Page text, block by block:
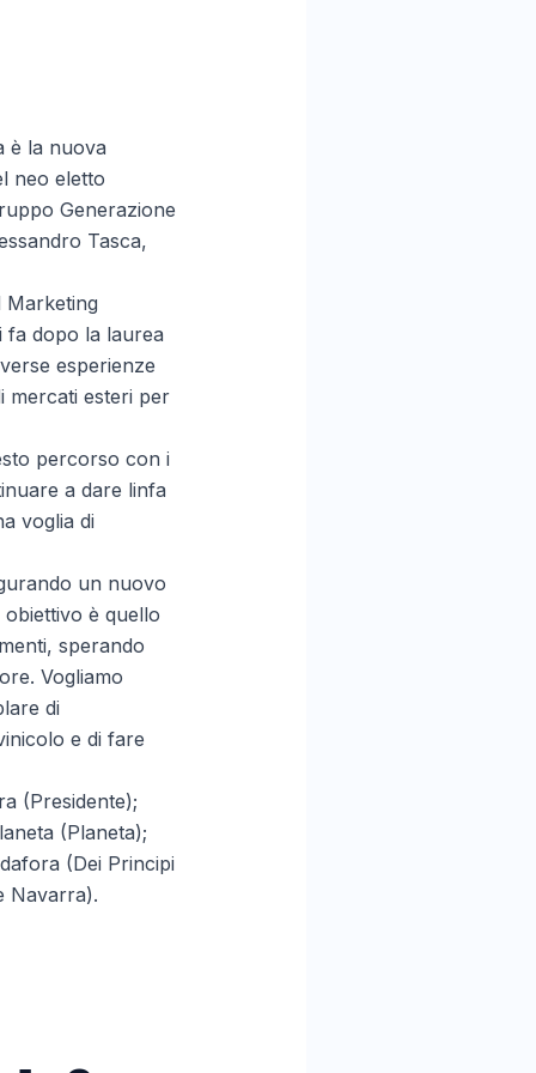
è la nuova
neo eletto
Generazione
Tasca,
Marketing
fa dopo la laurea
esperienze
mercati esteri per
percorso con i
a dare linfa
voglia di
un nuovo
è quello
sperando
Vogliamo
di
e di fare
(Presidente);
(Planeta);
(Dei Principi
Navarra).